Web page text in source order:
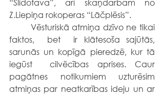
“Slidotava”, arī skaņdarbam no
Z.Liepiņa rokoperas “Lāčplēsis”.
faktos,  bet  ir klātesoša sajūtās,
sarunās un kopīgā pieredzē, kur tā
iegūst  cilvēcības aprises. Caur
pagātnes notikumiem uzturēsim
atmiņas par neatkarības ideju un ar